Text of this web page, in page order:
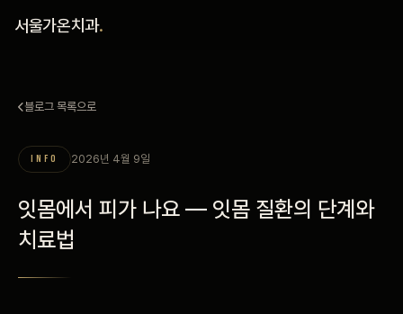
서울가온치과.
블로그 목록으로
INFO 2026년 4월 9일
잇몸에서 피가 나요 — 잇몸 질환의 단계와
치료법